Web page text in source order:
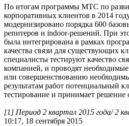
По итогам программы МТС по
корпоративных клиентов в 2014
модернизировано порядка 600
репитеров и indoor-решений. При
была интегрирована в рамках
качества связи для существующих
специалисты тестируют качество
компанией, и проводят
или совершенствованию
результатам работ потенциальный
тестирование и принимает
[1] Период 2 квартал 2015 года/ 2
10:17, 18 сентября 2015